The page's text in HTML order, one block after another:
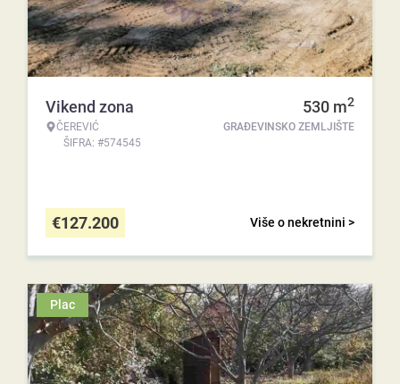
Vikend zona
ČEREVIĆ
ŠIFRA: #574545
530 m2
GRAĐEVINSKO ZEMLJIŠTE
Više o nekretnini >
€127.200
Plac